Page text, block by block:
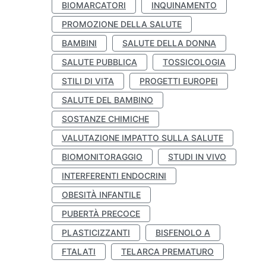
BIOMARCATORI
INQUINAMENTO
PROMOZIONE DELLA SALUTE
BAMBINI
SALUTE DELLA DONNA
SALUTE PUBBLICA
TOSSICOLOGIA
STILI DI VITA
PROGETTI EUROPEI
SALUTE DEL BAMBINO
SOSTANZE CHIMICHE
VALUTAZIONE IMPATTO SULLA SALUTE
BIOMONITORAGGIO
STUDI IN VIVO
INTERFERENTI ENDOCRINI
OBESITÀ INFANTILE
PUBERTÀ PRECOCE
PLASTICIZZANTI
BISFENOLO A
FTALATI
TELARCA PREMATURO